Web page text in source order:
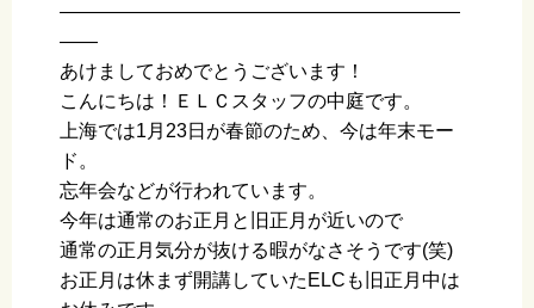
—————————————————————
——
あけましておめでとうございます！
こんにちは！ＥＬＣスタッフの中庭です。
上海では1月23日が春節のため、今は年末モー
ド。
忘年会などが行われています。
今年は通常のお正月と旧正月が近いので
通常の正月気分が抜ける暇がなさそうです(笑)
お正月は休まず開講していたELCも旧正月中は